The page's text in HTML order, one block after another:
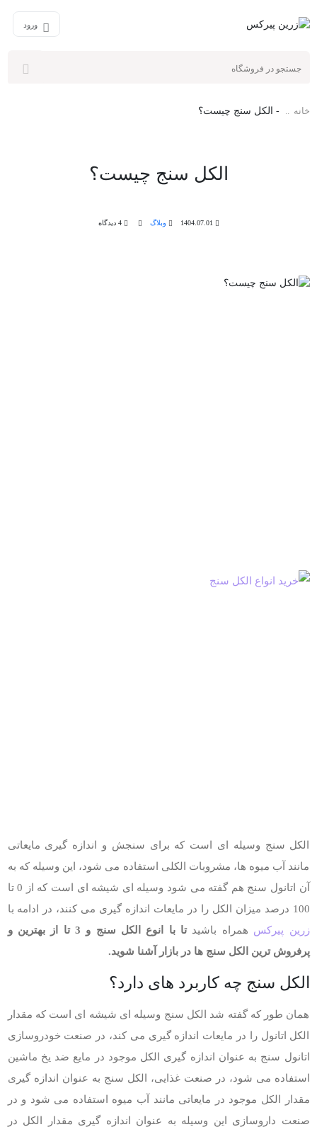
ورود
خانه - الکل سنج چیست؟
الکل سنج چیست؟
وبلاگ 4 دیدگاه
الکل سنج وسیله ای است که برای سنجش و اندازه گیری مایعاتی
مانند آب میوه ها، مشروبات الکلی استفاده می شود، این وسیله که به
آن اتانول سنج هم گفته می شود وسیله ای شیشه ای است که از 0 تا
100 درصد میزان الکل را در مایعات اندازه گیری می کنند، در ادامه با
زرین پیرکس همراه باشید
تا با انوع الکل سنج و 3 تا از بهترین و
پرفروش ترین الکل سنج ها در بازار آشنا شوید.
الکل سنج چه کاربرد های دارد؟
همان طور که گفته شد الکل سنج وسیله ای شیشه ای است که مقدار
الکل اتانول را در مایعات اندازه گیری می کند، در صنعت خودروسازی
اتانول سنج به عنوان اندازه گیری الکل موجود در مایع ضد یخ ماشین
استفاده می شود، در صنعت غذایی، الکل سنج به عنوان اندازه گیری
مقدار الکل موجود در مایعاتی مانند آب میوه استفاده می شود و در
صنعت داروسازی این وسیله به عنوان اندازه گیری مقدار الکل در